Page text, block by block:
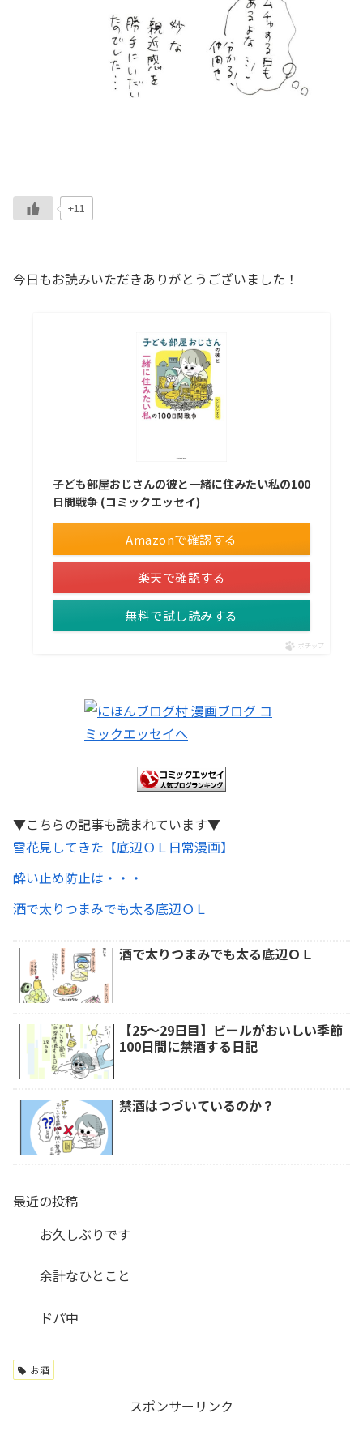
+11
今日もお読みいただきありがとうございました！
子ども部屋おじさんの彼と一緒に住みたい私の100
日間戦争 (コミックエッセイ)
Amazonで確認する
楽天で確認する
無料で試し読みする
ポチップ
▼こちらの記事も読まれています▼
雪花見してきた【底辺ＯＬ日常漫画】
酔い止め防止は・・・
酒で太りつまみでも太る底辺ＯＬ
酒で太りつまみでも太る底辺ＯＬ
【25～29日目】ビールがおいしい季節
100日間に禁酒する日記
禁酒はつづいているのか？
最近の投稿
お久しぶりです
余計なひとこと
ドパ中
お酒
スポンサーリンク